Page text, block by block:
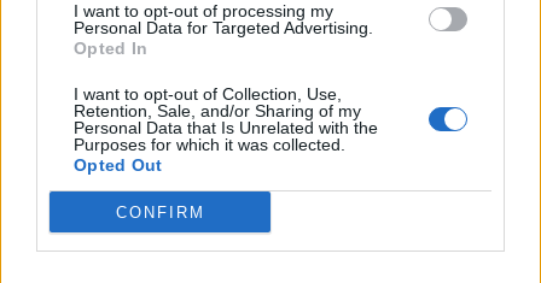
I want to opt-out of processing my
Personal Data for Targeted Advertising.
Opted In
I want to opt-out of Collection, Use,
Retention, Sale, and/or Sharing of my
Personal Data that Is Unrelated with the
Purposes for which it was collected.
Opted Out
CONFIRM
Προσευχόμεθα αδιαλείπτως υπέρ της ταχείας και
πλήρους αποκαταστάσεως της υγείας των
θυμάτων και κουφισμού των οικογενειών των
τόσον εις την Ουκρανίαν όσον και εις την Ρωσίαν».
Τέλος, ο ίδιος τόνισε: «Σήμερον δε απευθύνομεν
ιδιαιτέρας ικεσίας προς τον εορταζόμενον 'Αγιον
Νικόλαον και υπέρ όλων εκείνων των Ρώσων